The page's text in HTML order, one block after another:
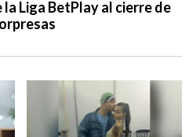
Liga BetPlay al cierre de